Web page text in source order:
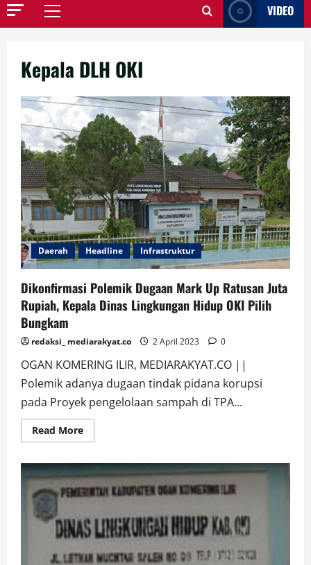
Primary
VIDEO
Kepala DLH OKI
Daerah Headline Infrastruktur
Dikonfirmasi Polemik Dugaan Mark Up Ratusan Juta
Rupiah, Kepala Dinas Lingkungan Hidup OKI Pilih
Bungkam
redaksi_ mediarakyat.co 2 April 2023 0
OGAN KOMERING ILIR, MEDIARAKYAT.CO ||
Polemik adanya dugaan tindak pidana korupsi
pada Proyek pengelolaan sampah di TPA...
Read MoreRead
more
Polemik
Dugaan
Mark
Up
Juta
Rupiah,
Kepala
Lingkungan